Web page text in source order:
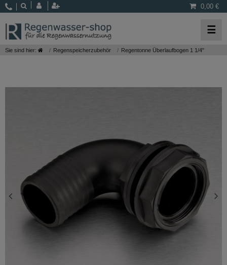
0,00 €
☰
Sie sind hier: Regenspeicherzubehör Regentonne Überlaufbogen 1 1/4"